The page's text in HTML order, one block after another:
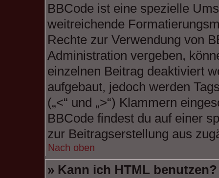
BBCode ist eine spezielle
weitreichende
Rechte zur Verwendung von
Administration vergeben,
einzelnen Beitrag deaktiviert
aufgebaut, jedoch werden
(„<“ und „>“) Klammern
BBCode findest du auf einer
zur Beitragserstellung aus
Nach oben
» Kann ich HTML benutzen?